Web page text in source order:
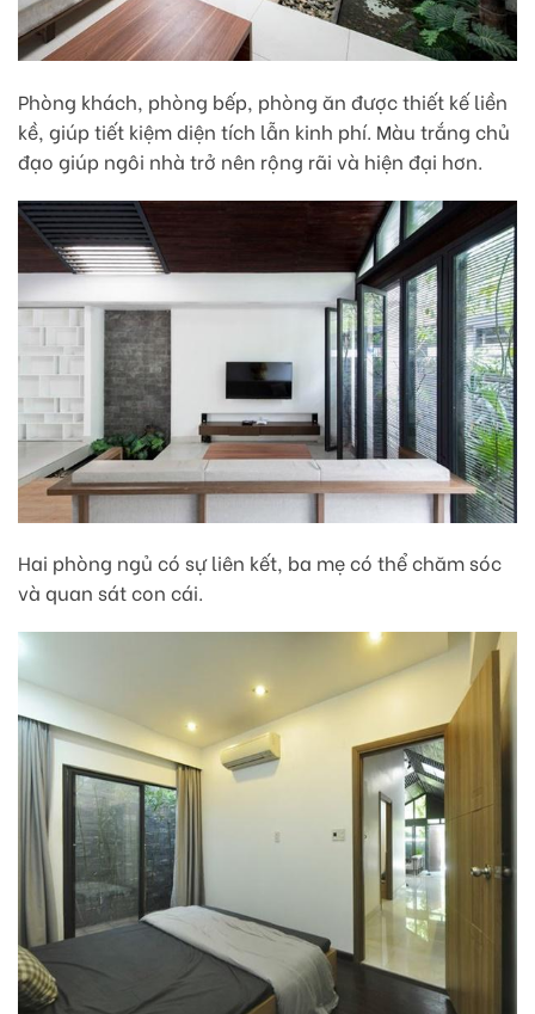
Phòng khách, phòng bếp, phòng ăn được thiết kế liền
kề, giúp tiết kiệm diện tích lẫn kinh phí. Màu trắng chủ
đạo giúp ngôi nhà trở nên rộng rãi và hiện đại hơn.
Hai phòng ngủ có sự liên kết, ba mẹ có thể chăm sóc
và quan sát con cái.